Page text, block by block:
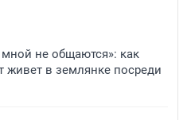
не общаются»: как
живет в землянке посреди